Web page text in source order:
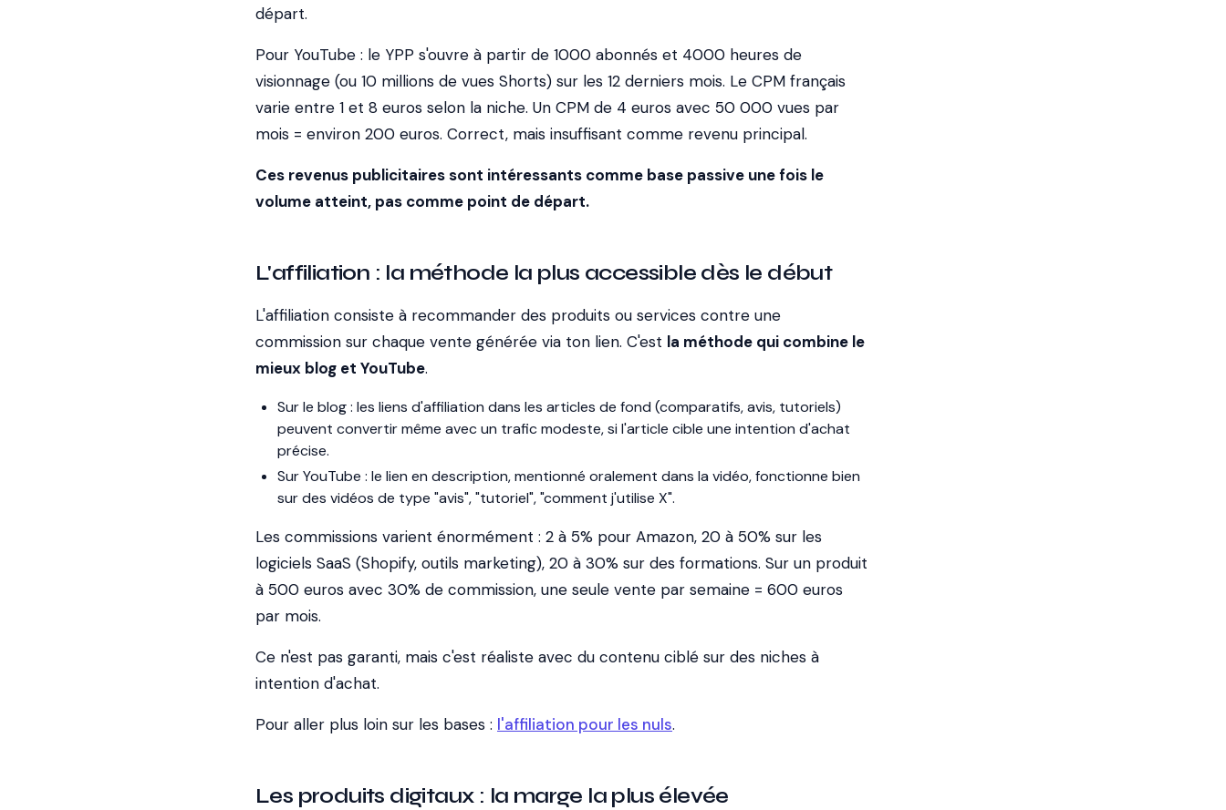
départ.
Pour YouTube : le YPP s'ouvre à partir de 1000 abonnés et 4000 heures de
visionnage (ou 10 millions de vues Shorts) sur les 12 derniers mois. Le CPM français
varie entre 1 et 8 euros selon la niche. Un CPM de 4 euros avec 50 000 vues par
mois = environ 200 euros. Correct, mais insuffisant comme revenu principal.
Ces revenus publicitaires sont intéressants comme base passive une fois le
volume atteint, pas comme point de départ.
L'affiliation : la méthode la plus accessible dès le début
L'affiliation consiste à recommander des produits ou services contre une
commission sur chaque vente générée via ton lien. C'est la méthode qui combine le
mieux blog et YouTube.
Sur le blog : les liens d'affiliation dans les articles de fond (comparatifs, avis, tutoriels)
peuvent convertir même avec un trafic modeste, si l'article cible une intention d'achat
précise.
Sur YouTube : le lien en description, mentionné oralement dans la vidéo, fonctionne bien
sur des vidéos de type "avis", "tutoriel", "comment j'utilise X".
Les commissions varient énormément : 2 à 5% pour Amazon, 20 à 50% sur les
logiciels SaaS (Shopify, outils marketing), 20 à 30% sur des formations. Sur un produit
à 500 euros avec 30% de commission, une seule vente par semaine = 600 euros
par mois.
Ce n'est pas garanti, mais c'est réaliste avec du contenu ciblé sur des niches à
intention d'achat.
Pour aller plus loin sur les bases : l'affiliation pour les nuls.
Les produits digitaux : la marge la plus élevée